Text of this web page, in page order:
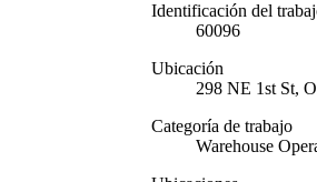
Identificación del
60096
Ubicación
298 NE 1st St,
Categoría de trabajo
Warehouse